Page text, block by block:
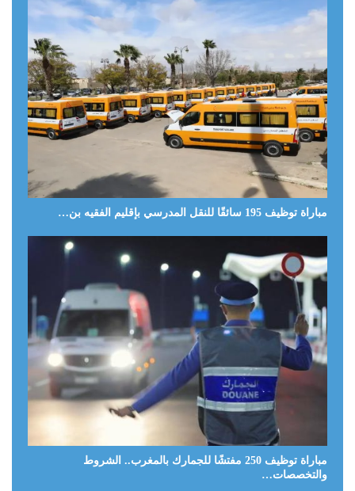
مباراة توظيف 195 سائقًا للنقل المدرسي بإقليم الفقيه بن…
مباراة توظيف 250 مفتشًا للجمارك بالمغرب.. الشروط
والتخصصات…